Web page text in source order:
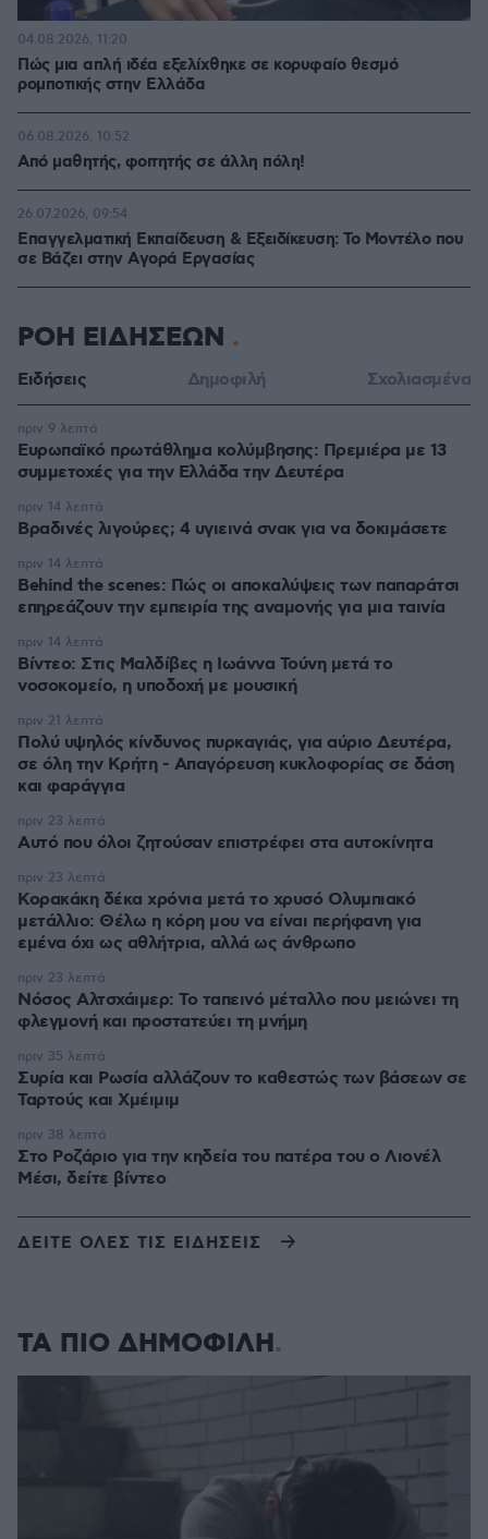
Πώς μια απλή ιδέα εξελίχθηκε σε κορυφαίο θεσμό
ρομποτικής στην Ελλάδα
04.08.2026, 11:20
Από μαθητής, φοιτητής σε άλλη πόλη!
06.08.2026, 10:52
Επαγγελματική Εκπαίδευση & Εξειδίκευση: Το Mοντέλο που
σε Bάζει στην Aγορά Eργασίας
26.07.2026, 09:54
ΡΟΗ ΕΙΔΗΣΕΩΝ
Ειδήσεις Δημοφιλή Σχολιασμένα
Ευρωπαϊκό πρωτάθλημα κολύμβησης: Πρεμιέρα με 13
συμμετοχές για την Ελλάδα την Δευτέρα
πριν 9 λεπτά
Βραδινές λιγούρες; 4 υγιεινά σνακ για να δοκιμάσετε
πριν 14 λεπτά
Behind the scenes: Πώς οι αποκαλύψεις των παπαράτσι
επηρεάζουν την εμπειρία της αναμονής για μια ταινία
πριν 14 λεπτά
Βίντεο: Στις Μαλδίβες η Ιωάννα Τούνη μετά το
νοσοκομείο, η υποδοχή με μουσική
πριν 14 λεπτά
Πολύ υψηλός κίνδυνος πυρκαγιάς, για αύριο Δευτέρα,
σε όλη την Κρήτη - Απαγόρευση κυκλοφορίας σε δάση
και φαράγγια
πριν 21 λεπτά
Αυτό που όλοι ζητούσαν επιστρέφει στα αυτοκίνητα
πριν 23 λεπτά
Κορακάκη δέκα χρόνια μετά το χρυσό Ολυμπιακό
μετάλλιο: Θέλω η κόρη μου να είναι περήφανη για
εμένα όχι ως αθλήτρια, αλλά ως άνθρωπο
πριν 23 λεπτά
Νόσος Αλτσχάιμερ: Το ταπεινό μέταλλο που μειώνει τη
φλεγμονή και προστατεύει τη μνήμη
πριν 23 λεπτά
Συρία και Ρωσία αλλάζουν το καθεστώς των βάσεων σε
Ταρτούς και Χμέιμιμ
πριν 35 λεπτά
Στο Ροζάριο για την κηδεία του πατέρα του ο Λιονέλ
Μέσι, δείτε βίντεο
πριν 38 λεπτά
ΔΕΙΤΕ ΟΛΕΣ ΤΙΣ ΕΙΔΗΣΕΙΣ
ΤΑ ΠΙΟ ΔΗΜΟΦΙΛΗ